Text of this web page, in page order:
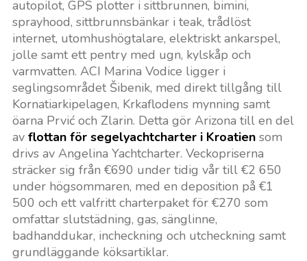
autopilot, GPS plotter i sittbrunnen, bimini,
sprayhood, sittbrunnsbänkar i teak, trådlöst
internet, utomhushögtalare, elektriskt ankarspel,
jolle samt ett pentry med ugn, kylskåp och
varmvatten. ACI Marina Vodice ligger i
seglingsområdet Šibenik, med direkt tillgång till
Kornatiarkipelagen, Krkaflodens mynning samt
öarna Prvić och Zlarin. Detta gör Arizona till en del
av flottan för segelyachtcharter i Kroatiensom
drivs av Angelina Yachtcharter. Veckopriserna
sträcker sig från €690 under tidig vår till €2 650
under högsommaren, med en deposition på €1
500 och ett valfritt charterpaket för €270 som
omfattar slutstädning, gas, sänglinne,
badhanddukar, incheckning och utcheckning samt
grundläggande köksartiklar.